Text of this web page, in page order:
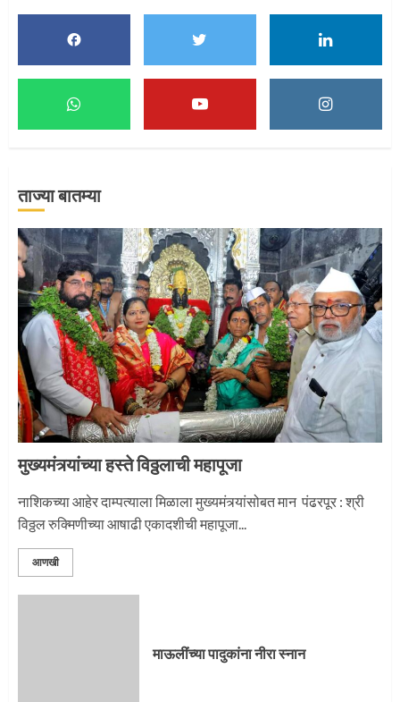
मुख्यमंत्र्यांच्या हस्ते विठ्ठलाची महापूजा
2
माऊलींच्या पादुकांना नीरा स्नान
3
माऊलींची पालखी खंडेरायाच्या जेजुरीत
ताज्या बातम्या
मुख्यमंत्र्यांच्या हस्ते विठ्ठलाची महापूजा
नाशिकच्या आहेर दाम्पत्याला मिळाला मुख्यमंत्र्यांसोबत मान पंढरपूर : श्री
विठ्ठल रुक्मिणीच्या आषाढी एकादशीची महापूजा...
आणखी
माऊलींच्या पादुकांना नीरा स्नान